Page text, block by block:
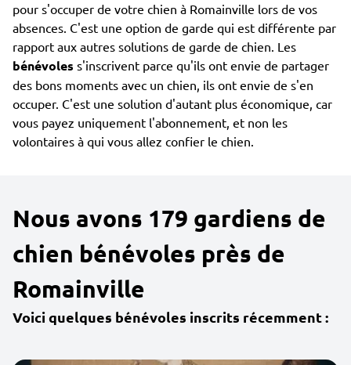
pour s'occuper de votre chien à Romainville lors de vos
absences. C'est une option de garde qui est différente par
rapport aux autres solutions de garde de chien. Les
bénévoles s'inscrivent parce qu'ils ont envie de partager
des bons moments avec un chien, ils ont envie de s'en
occuper. C'est une solution d'autant plus économique, car
vous payez uniquement l'abonnement, et non les
volontaires à qui vous allez confier le chien.
Nous avons 179 gardiens de
chien bénévoles près de
Romainville
Voici quelques bénévoles inscrits récemment :